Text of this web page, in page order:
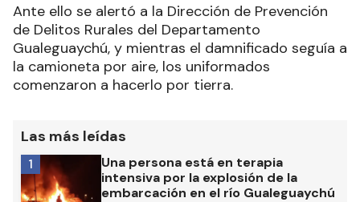
Ante ello se alertó a la Dirección de Prevención
de Delitos Rurales del Departamento
Gualeguaychú, y mientras el damnificado seguía a
la camioneta por aire, los uniformados
comenzaron a hacerlo por tierra.
Las más leídas
Una persona está en terapia
intensiva por la explosión de la
embarcación en el río Gualeguaychú
1